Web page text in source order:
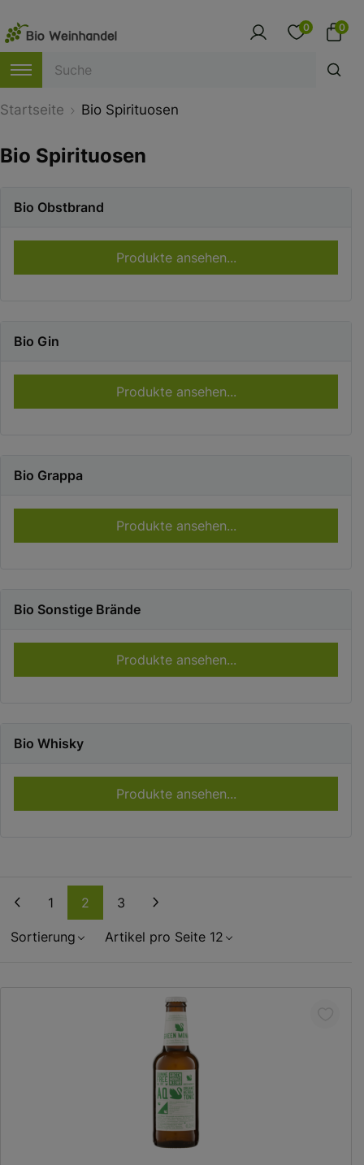
0 0
Startseite Bio Spirituosen
Bio Spirituosen
Bio Obstbrand
Produkte ansehen...
Bio Gin
Produkte ansehen...
Bio Grappa
Produkte ansehen...
Bio Sonstige Brände
Produkte ansehen...
Bio Whisky
Produkte ansehen...
Zurück
1 2 3
Sortierung Artikel pro Seite 12
In den Warenkorb